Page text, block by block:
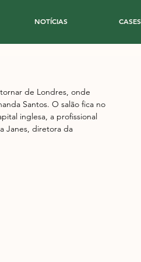
NOTÍCIAS CASES
de Londres, onde
Santos. O salão fica no
inglesa, a profissional
Janes, diretora da